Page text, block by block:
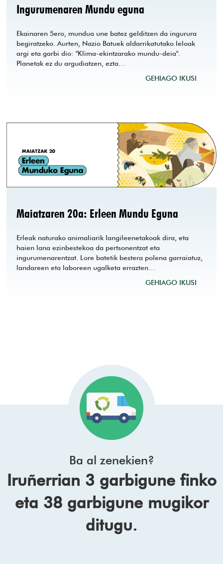
Ingurumenaren Mundu eguna
Ekainaren 5ero, mundua une batez gelditzen da ingurura
begiratzeko. Aurten, Nazio Batuek aldarrikatutako leloak
argi eta garbi dio: "Klima-ekintzarako mundu-deia".
Planetak ez du argudiatzen, ezta…
GEHIAGO IKUSI
Maiatzaren 20a: Erleen Mundu Eguna
Erleak naturako animaliarik langileenetakoak dira, eta
haien lana ezinbestekoa da pertsonentzat eta
ingurumenarentzat. Lore batetik bestera polena garraiatuz,
landareen eta laboreen ugalketa errazten…
GEHIAGO IKUSI
Ba al zenekien?
Iruñerrian 3 garbigune finko
eta 38 garbigune mugikor
ditugu.